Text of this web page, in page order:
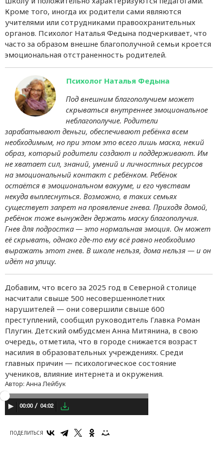
Кроме того, иногда их родители сами являются
учителями или сотрудниками правоохранительных
органов. Психолог Наталья Федына подчеркивает, что
часто за образом внешне благополучной семьи кроется
эмоциональная отстраненность родителей.
Психолог Наталья Федына
Под внешним благополучием может
скрываться внутреннее эмоциональное
неблагополучие. Родители
зарабатывают деньги, обеспечивают ребёнка всем
необходимым, но при этом это всего лишь маска, некий
образ, который родители создают и поддерживают. Им
не хватает сил, знаний, умений и личностных ресурсов
на эмоциональный контакт с ребёнком. Ребёнок
остаётся в эмоциональном вакууме, и его чувствам
некуда выплеснуться. Возможно, в таких семьях
существует запрет на проявление гнева. Приходя домой,
ребёнок тоже вынужден держать маску благополучия.
Гнев для подростка — это нормальная эмоция. Он может
её скрывать, однако где-то ему всё равно необходимо
выражать этот гнев. В школе нельзя, дома нельзя — и он
идёт на улицу.
Добавим, что всего за 2025 год в Северной столице
насчитали свыше 500 несовершеннолетних
нарушителей — они совершили свыше 600
преступлений, сообщил руководитель Главка Роман
Плугин. Детский омбудсмен Анна Митянина, в свою
очередь, отметила, что в городе снижается возраст
насилия в образовательных учреждениях. Среди
главных причин — психологическое состояние
учеников, влияние интернета и окружения.
Автор: Анна Лейбук
00:00 04:02
ПОДЕЛИТЬСЯ